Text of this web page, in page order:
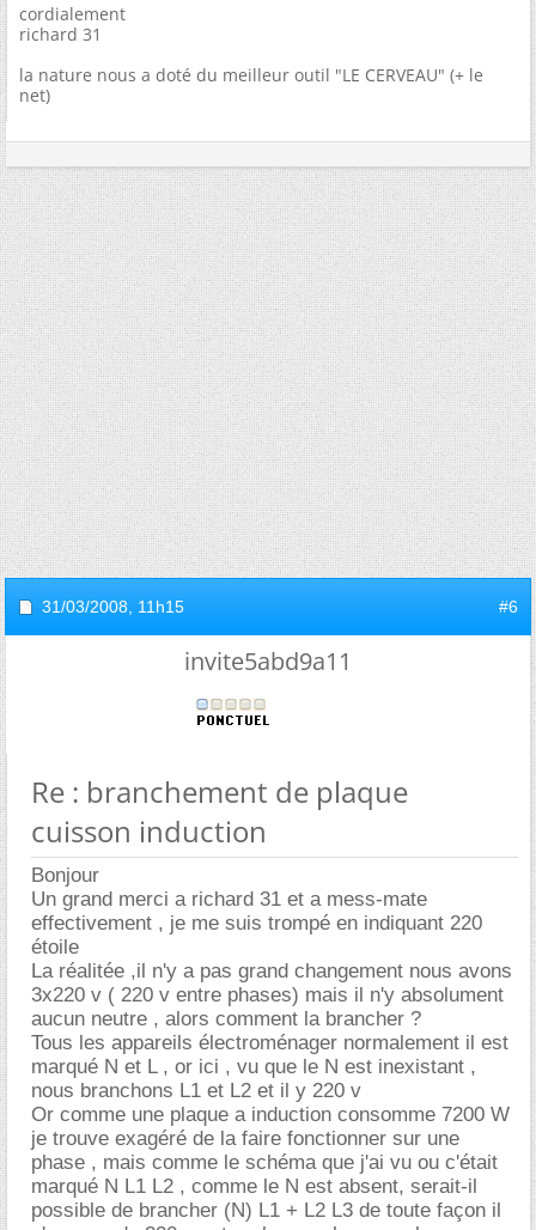
cordialement
richard 31
la nature nous a doté du meilleur outil "LE CERVEAU" (+ le
net)
31/03/2008, 11h15 #6
invite5abd9a11
Re : branchement de plaque
cuisson induction
Bonjour
Un grand merci a richard 31 et a mess-mate
effectivement , je me suis trompé en indiquant 220
étoile
La réalitée ,il n'y a pas grand changement nous avons
3x220 v ( 220 v entre phases) mais il n'y absolument
aucun neutre , alors comment la brancher ?
Tous les appareils électroménager normalement il est
marqué N et L , or ici , vu que le N est inexistant ,
nous branchons L1 et L2 et il y 220 v
Or comme une plaque a induction consomme 7200 W
je trouve exagéré de la faire fonctionner sur une
phase , mais comme le schéma que j'ai vu ou c'était
marqué N L1 L2 , comme le N est absent, serait-il
possible de brancher (N) L1 + L2 L3 de toute façon il